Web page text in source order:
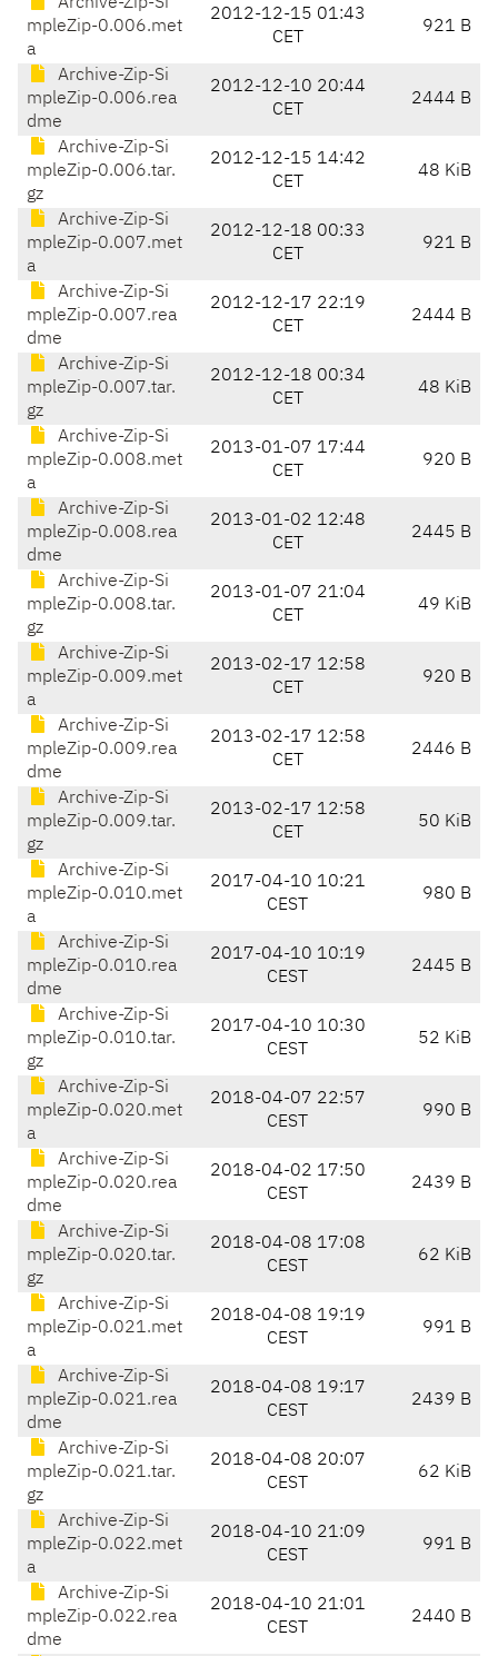
mpleZip-0.006.met
a
2012-12-15 01:43
CET
921 B
Archive-Zip-Si
mpleZip-0.006.rea
dme
2012-12-10 20:44
CET
2444 B
Archive-Zip-Si
mpleZip-0.006.tar.
gz
2012-12-15 14:42
CET
48 KiB
Archive-Zip-Si
mpleZip-0.007.met
a
2012-12-18 00:33
CET
921 B
Archive-Zip-Si
mpleZip-0.007.rea
dme
2012-12-17 22:19
CET
2444 B
Archive-Zip-Si
mpleZip-0.007.tar.
gz
2012-12-18 00:34
CET
48 KiB
Archive-Zip-Si
mpleZip-0.008.met
a
2013-01-07 17:44
CET
920 B
Archive-Zip-Si
mpleZip-0.008.rea
dme
2013-01-02 12:48
CET
2445 B
Archive-Zip-Si
mpleZip-0.008.tar.
gz
2013-01-07 21:04
CET
49 KiB
Archive-Zip-Si
mpleZip-0.009.met
a
2013-02-17 12:58
CET
920 B
Archive-Zip-Si
mpleZip-0.009.rea
dme
2013-02-17 12:58
CET
2446 B
Archive-Zip-Si
mpleZip-0.009.tar.
gz
2013-02-17 12:58
CET
50 KiB
Archive-Zip-Si
mpleZip-0.010.met
a
2017-04-10 10:21
CEST
980 B
Archive-Zip-Si
mpleZip-0.010.rea
dme
2017-04-10 10:19
CEST
2445 B
Archive-Zip-Si
mpleZip-0.010.tar.
gz
2017-04-10 10:30
CEST
52 KiB
Archive-Zip-Si
mpleZip-0.020.met
a
2018-04-07 22:57
CEST
990 B
Archive-Zip-Si
mpleZip-0.020.rea
dme
2018-04-02 17:50
CEST
2439 B
Archive-Zip-Si
mpleZip-0.020.tar.
gz
2018-04-08 17:08
CEST
62 KiB
Archive-Zip-Si
mpleZip-0.021.met
a
2018-04-08 19:19
CEST
991 B
Archive-Zip-Si
mpleZip-0.021.rea
dme
2018-04-08 19:17
CEST
2439 B
Archive-Zip-Si
mpleZip-0.021.tar.
gz
2018-04-08 20:07
CEST
62 KiB
Archive-Zip-Si
mpleZip-0.022.met
a
2018-04-10 21:09
CEST
991 B
Archive-Zip-Si
mpleZip-0.022.rea
dme
2018-04-10 21:01
CEST
2440 B